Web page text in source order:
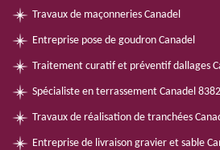
Travaux de maçonneries Canadel
Entreprise pose de goudron Canadel
Traitement curatif et préventif dallages
Spécialiste en terrassement Canadel
Travaux de réalisation de tranchées
Entreprise de livraison gravier et sable